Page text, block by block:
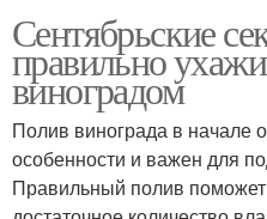
Сентябрьские
правильно
виноградом
Полив винограда в начале
особенности и важен для
Правильный полив поможет